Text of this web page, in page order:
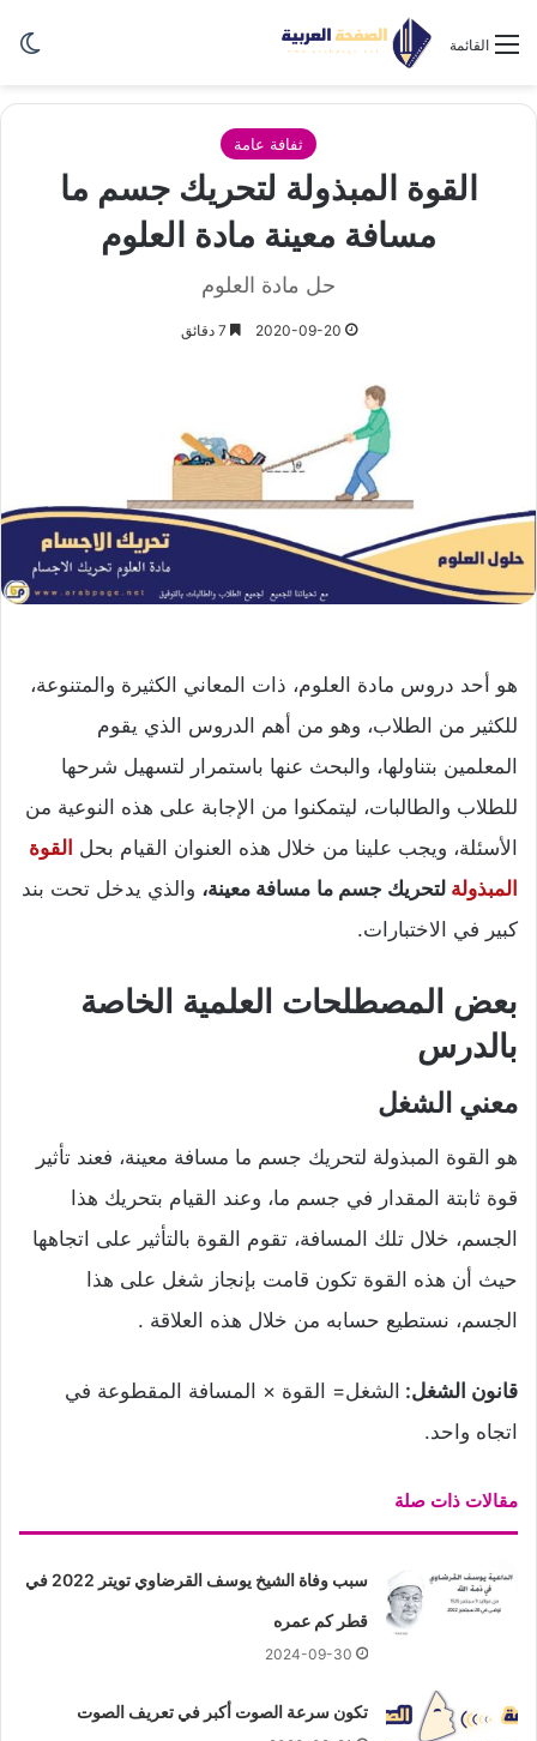
القائمة
ثفافة عامة
القوة المبذولة لتحريك جسم ما
مسافة معينة مادة العلوم
حل مادة العلوم
2020-09-20
هو أحد دروس مادة العلوم، ذات المعاني الكثيرة والمتنوعة،
للكثير من الطلاب، وهو من أهم الدروس الذي يقوم
المعلمين بتناولها، والبحث عنها باستمرار لتسهيل شرحها
للطلاب والطالبات، ليتمكنوا من الإجابة على هذه النوعية من
الأسئلة، ويجب علينا من خلال هذه العنوان القيام بحل القوة
المبذولة لتحريك جسم ما مسافة معينة، والذي يدخل تحت بند
كبير في الاختبارات.
بعض المصطلحات العلمية الخاصة
بالدرس
معني الشغل
هو القوة المبذولة لتحريك جسم ما مسافة معينة، فعند تأثير
قوة ثابتة المقدار في جسم ما، وعند القيام بتحريك هذا
الجسم، خلال تلك المسافة، تقوم القوة بالتأثير على اتجاهها
حيث أن هذه القوة تكون قامت بإنجاز شغل على هذا
الجسم، نستطيع حسابه من خلال هذه العلاقة .
قانون الشغل: الشغل= القوة × المسافة المقطوعة في
اتجاه واحد.
مقالات ذات صلة
سبب وفاة الشيخ يوسف القرضاوي تويتر 2022 في
قطر كم عمره
2024-09-30
تكون سرعة الصوت أكبر في تعريف الصوت